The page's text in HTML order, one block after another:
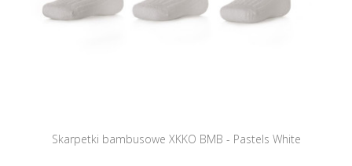
Skarpetki bambusowe XKKO BMB - Pastels White